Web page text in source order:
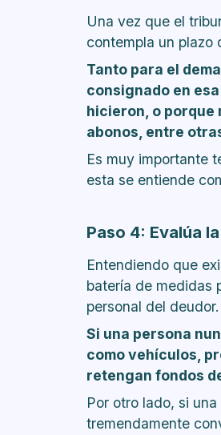
Una vez que el
contempla un plazo
Tanto para el
consignado en
hicieron, o porque
abonos, entre
Es muy importante
esta se entiende
Paso 4: Evalúa
Entendiendo que
batería de medidas
personal del deudor.
Si una persona
como vehículos,
retengan fondos
Por otro lado, si
tremendamente